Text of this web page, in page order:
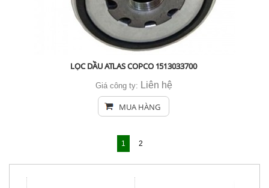
LỌC DẦU ATLAS COPCO 1513033700
Giá công ty: Liên hệ
MUA HÀNG
1 2